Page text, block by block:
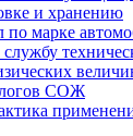
и хранению
по марке
СОЖ